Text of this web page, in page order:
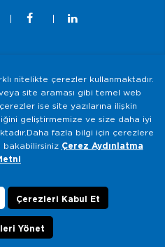
Tüm Hakkı Saklıdır
Hizmetleri
Politikası
Metni
Formu
nitelikte çerezler kullanmaktadır.
site araması gibi temel web
ise site yazılarına ilişkin
geliştirmemize ve size daha iyi
fazla bilgi için çerezlere
bakabilirsiniz Çerez Aydınlatma
Çerezleri Kabul Et
Yönet